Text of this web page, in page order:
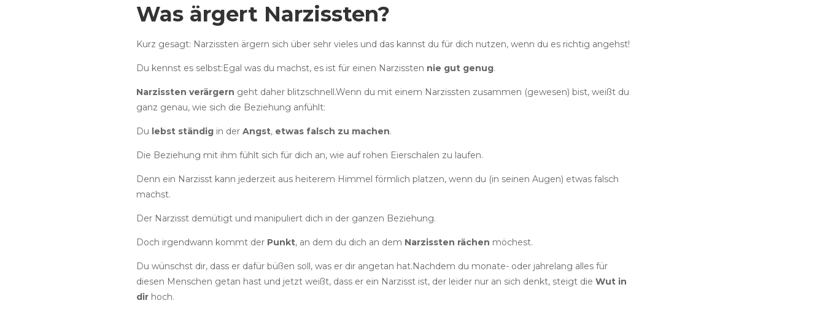
Was ärgert Narzissten?
Kurz gesagt: Narzissten ärgern sich über sehr vieles und das kannst du für dich nutzen, wenn du es richtig angehst!
Du kennst es selbst:Egal was du machst, es ist für einen Narzissten nie gut genug.
Narzissten verärgern geht daher blitzschnell.Wenn du mit einem Narzissten zusammen (gewesen) bist, weißt du
ganz genau, wie sich die Beziehung anfühlt:
Du lebst ständig in der Angst, etwas falsch zu machen.
Die Beziehung mit ihm fühlt sich für dich an, wie auf rohen Eierschalen zu laufen.
Denn ein Narzisst kann jederzeit aus heiterem Himmel förmlich platzen, wenn du (in seinen Augen) etwas falsch
machst.
Der Narzisst demütigt und manipuliert dich in der ganzen Beziehung.
Doch irgendwann kommt der Punkt, an dem du dich an dem Narzissten rächen möchest.
Du wünschst dir, dass er dafür büßen soll, was er dir angetan hat.Nachdem du monate- oder jahrelang alles für
diesen Menschen getan hast und jetzt weißt, dass er ein Narzisst ist, der leider nur an sich denkt, steigt die Wut in
dir hoch.